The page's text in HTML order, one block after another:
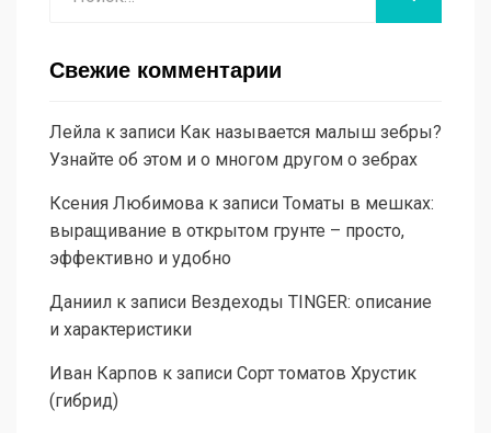
Свежие комментарии
Лейла к записи Как называется малыш зебры?
Узнайте об этом и о многом другом о зебрах
Ксения Любимова к записи Томаты в мешках:
выращивание в открытом грунте – просто,
эффективно и удобно
Даниил к записи Вездеходы TINGER: описание
и характеристики
Иван Карпов к записи Сорт томатов Хрустик
(гибрид)